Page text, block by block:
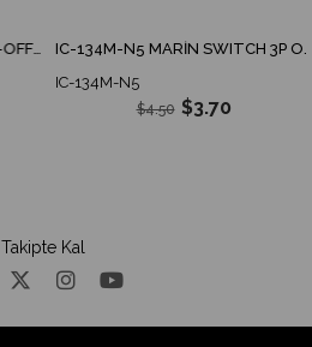
IC-134M-1 MARİN SW 3P ON-OFF İNCE IŞIKLI 12-24V KIRMIZI - YEŞİL
IC-134M-N5 MARİN SWITCH 3P ON-OFF-ON 12-24V LEDSİZ
IC-134M-N5
$3.70
$4.50
Takipte Kal